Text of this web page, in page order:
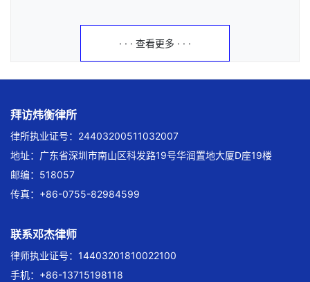
· · · 查看更多 · · ·
拜访炜衡律所
律所执业证号：24403200511032007
地址：广东省深圳市南山区科发路19号华润置地大厦D座19楼
邮编：518057
传真：+86-0755-82984599
联系邓杰律师
律师执业证号：14403201810022100
手机：+86-13715198118